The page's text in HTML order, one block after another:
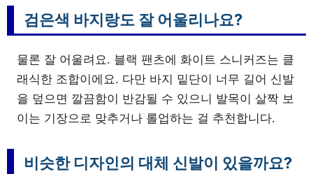
검은색 바지랑도 잘 어울리나요?
물론 잘 어울려요. 블랙 팬츠에 화이트 스니커즈는 클
래식한 조합이에요. 다만 바지 밑단이 너무 길어 신발
을 덮으면 깔끔함이 반감될 수 있으니 발목이 살짝 보
이는 기장으로 맞추거나 롤업하는 걸 추천합니다.
비슷한 디자인의 대체 신발이 있을까요?